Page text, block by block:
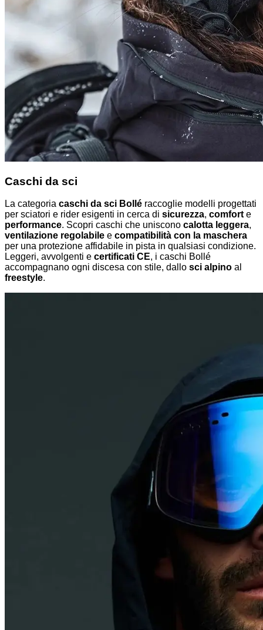
Caschi da sci
La categoria caschi da sci Bollé raccoglie modelli progettati
per sciatori e rider esigenti in cerca di sicurezza, comfort e
performance. Scopri caschi che uniscono calotta leggera,
ventilazione regolabile e compatibilità con la maschera
per una protezione affidabile in pista in qualsiasi condizione.
Leggeri, avvolgenti e certificati CE, i caschi Bollé
accompagnano ogni discesa con stile, dallo sci alpino al
freestyle.